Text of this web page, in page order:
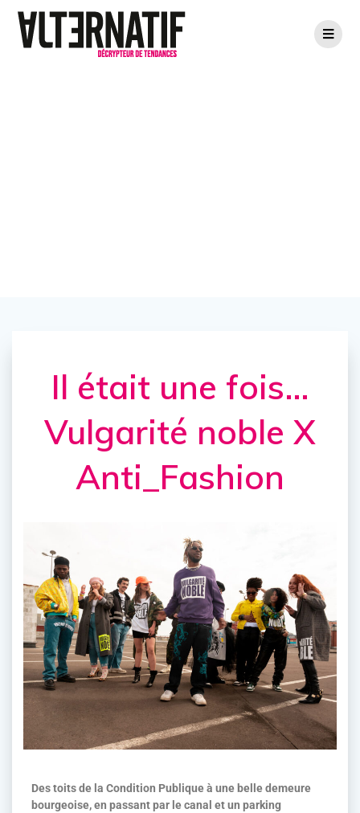
Il était une fois…
Vulgarité noble X
Anti_Fashion
Des toits de la Condition Publique à une belle demeure
bourgeoise, en passant par le canal et un parking